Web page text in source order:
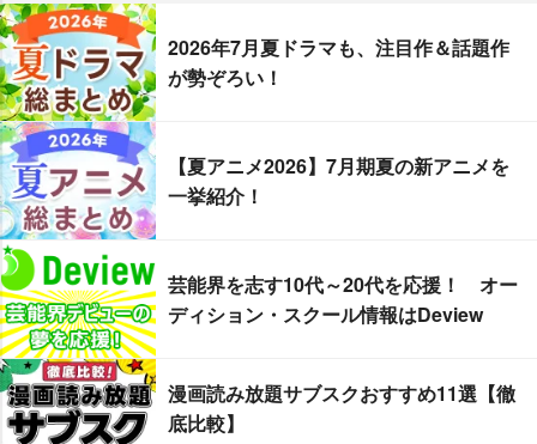
2026年7月夏ドラマも、注目作＆話題作
が勢ぞろい！
【夏アニメ2026】7月期夏の新アニメを
一挙紹介！
芸能界を志す10代～20代を応援！ オー
ディション・スクール情報はDeview
漫画読み放題サブスクおすすめ11選【徹
底比較】